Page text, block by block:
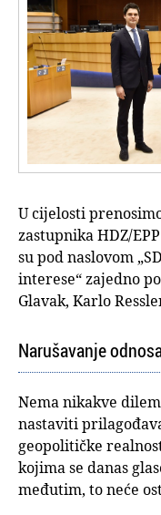
U cijelosti
zastupnika HDZ/
su pod naslovom
interese“ zajedno
Glavak, Karlo
Narušavanje
Nema nikakve
nastaviti
geopolitičke
kojima se danas
međutim, to neće